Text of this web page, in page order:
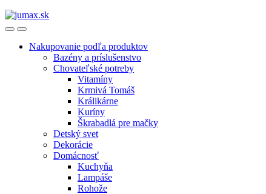
Nakupovanie podľa produktov
Bazény a príslušenstvo
Chovateľské potreby
Vitamíny
Krmivá Tomáš
Králikárne
Kuríny
Škrabadlá pre mačky
Detský svet
Dekorácie
Domácnosť
Kuchyňa
Lampáše
Rohože